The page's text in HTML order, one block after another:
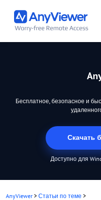
Бесплатное, безопасное и
Скачать
Доступно для
AnyViewer > Статьи по теме >